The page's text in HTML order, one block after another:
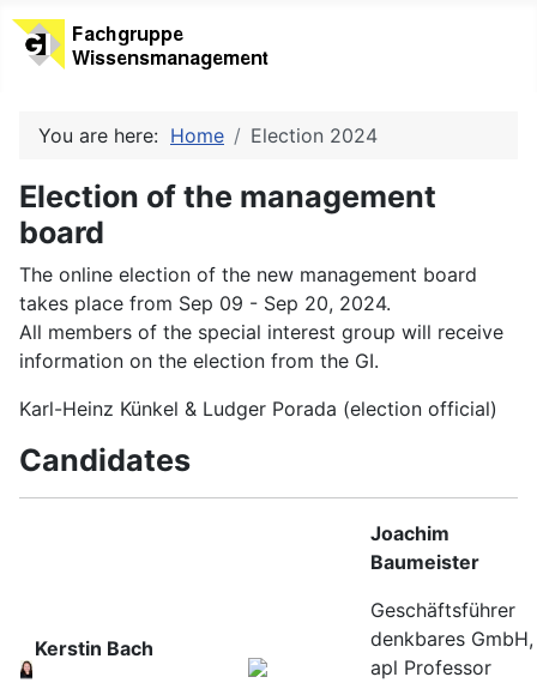
You are here: Home Election 2024
Election of the management
board
The online election of the new management board
takes place from Sep 09 - Sep 20, 2024.
All members of the special interest group will receive
information on the election from the GI.
Karl-Heinz Künkel & Ludger Porada (election official)
Candidates
Kerstin Bach
Joachim
Baumeister
Geschäftsführer
denkbares GmbH,
apl Professor